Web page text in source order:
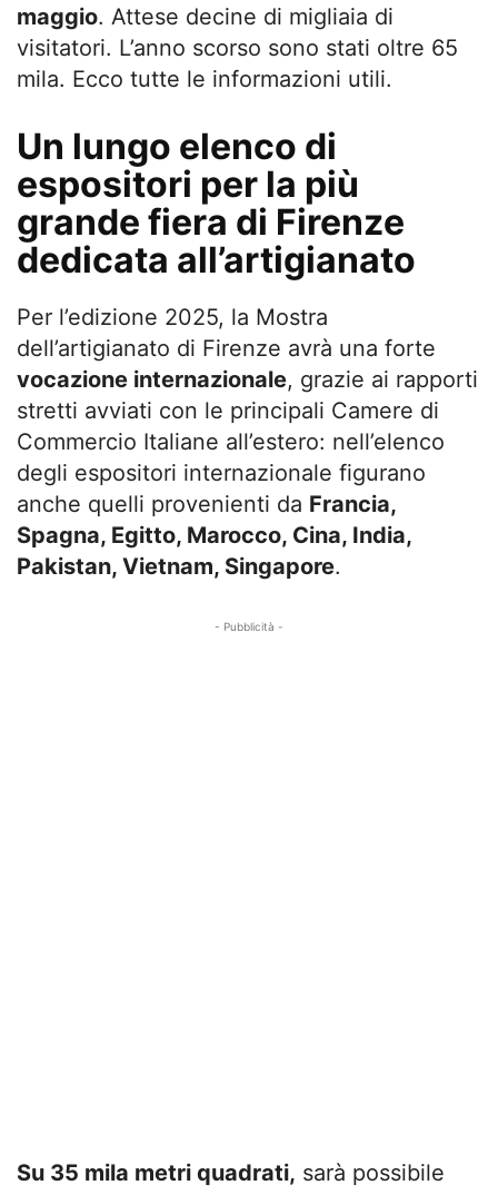
maggio. Attese decine di migliaia di
visitatori. L’anno scorso sono stati oltre 65
mila. Ecco tutte le informazioni utili.
Un lungo elenco di
espositori per la più
grande fiera di Firenze
dedicata all’artigianato
Per l’edizione 2025, la Mostra
dell’artigianato di Firenze avrà una forte
vocazione internazionale, grazie ai rapporti
stretti avviati con le principali Camere di
Commercio Italiane all’estero: nell’elenco
degli espositori internazionale figurano
anche quelli provenienti da Francia,
Spagna, Egitto, Marocco, Cina, India,
Pakistan, Vietnam, Singapore.
- Pubblicità -
Su 35 mila metri quadrati, sarà possibile